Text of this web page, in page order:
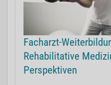
Facharzt-
Rehabilitative
Perspektiven